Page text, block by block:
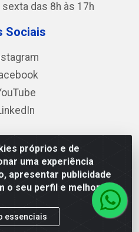
próprios e de
uma experiência
apresentar publicidade
o seu perfil e melhorar a
essenciais
sexta das 8h às 17h
Sociais
dos Casa, 4585 – São
– CEP: 09.840-000 - CNPJ
0001-41